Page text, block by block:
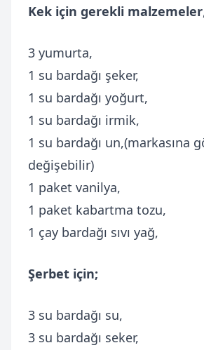
Kek için gerekli malzemeler
3 yumurta,
1 su bardağı şeker,
1 su bardağı yoğurt,
1 su bardağı irmik,
1 su bardağı un,(markasına
değişebilir)
1 paket vanilya,
1 paket kabartma tozu,
1 çay bardağı sıvı yağ,
Şerbet için;
3 su bardağı su,
3 su bardağı seker,